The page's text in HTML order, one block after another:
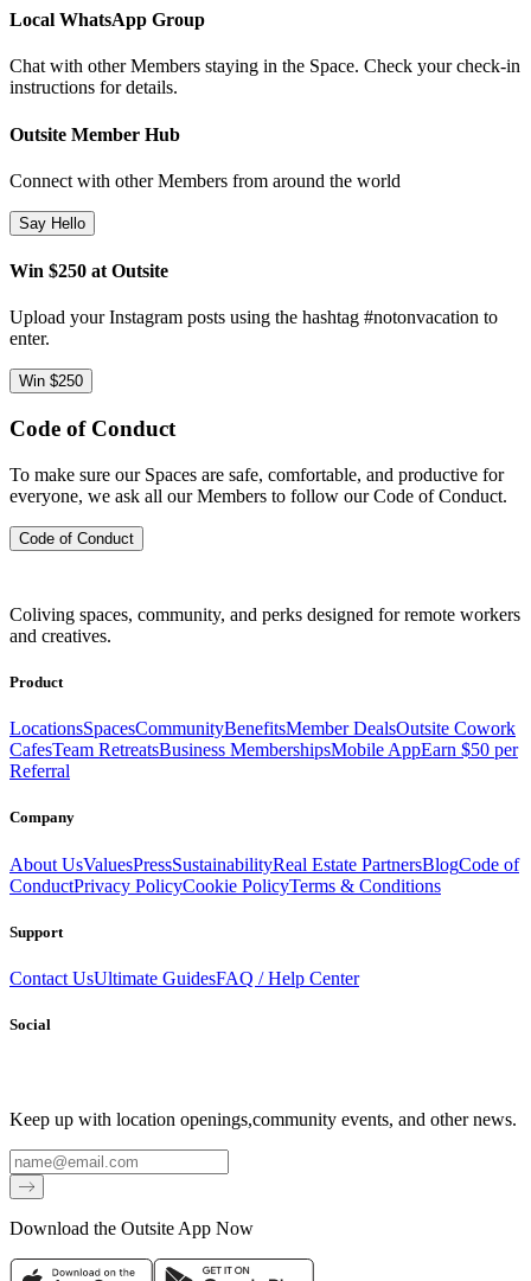
Local WhatsApp Group
Chat with other Members staying in the Space. Check your check-in
instructions for details.
Outsite Member Hub
Connect with other Members from around the world
Say Hello
Win $250 at Outsite
Upload your Instagram posts using the hashtag #notonvacation to
enter.
Win $250
Code of Conduct
To make sure our Spaces are safe, comfortable, and productive for
everyone, we ask all our Members to follow our Code of Conduct.
Code of Conduct
Coliving spaces, community, and perks designed for remote workers
and creatives.
Product
LocationsSpacesCommunityBenefitsMember DealsOutsite Cowork
CafesTeam RetreatsBusiness MembershipsMobile AppEarn $50 per
Referral
Company
About UsValuesPressSustainabilityReal Estate PartnersBlogCode of
ConductPrivacy PolicyCookie PolicyTerms & Conditions
Support
Contact UsUltimate GuidesFAQ / Help Center
Social
Keep up with location openings,community events, and other news.
Email
Download the Outsite App Now